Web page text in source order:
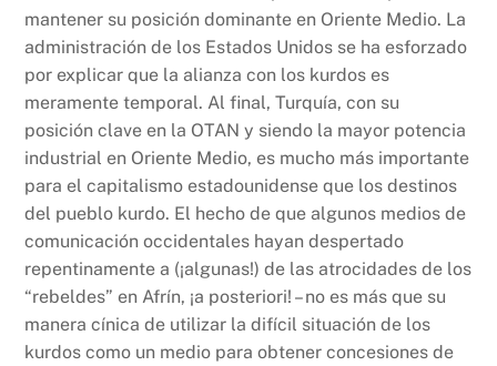
mantener su posición dominante en Oriente Medio. La
administración de los Estados Unidos se ha esforzado
por explicar que la alianza con los kurdos es
meramente temporal. Al final, Turquía, con su
posición clave en la OTAN y siendo la mayor potencia
industrial en Oriente Medio, es mucho más importante
para el capitalismo estadounidense que los destinos
del pueblo kurdo. El hecho de que algunos medios de
comunicación occidentales hayan despertado
repentinamente a (¡algunas!) de las atrocidades de los
“rebeldes” en Afrín, ¡a posteriori! – no es más que su
manera cínica de utilizar la difícil situación de los
kurdos como un medio para obtener concesiones de